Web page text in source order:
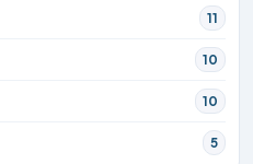
11
10
10
5